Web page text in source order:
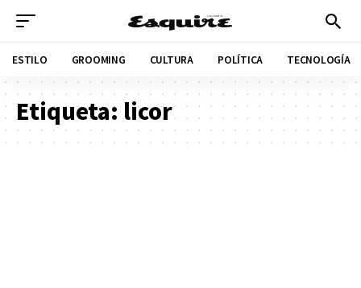
ESTILO GROOMING CULTURA POLÍTICA TECNOLOGÍA
Etiqueta: licor